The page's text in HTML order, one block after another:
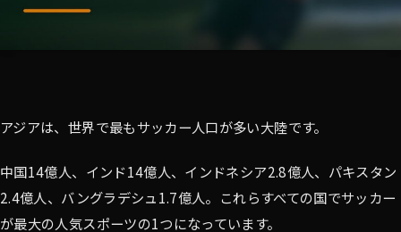
アジアは、世界で最もサッカー人口が多い大陸です。
中国14億人、インド14億人、インドネシア2.8億人、パキスタン
2.4億人、バングラデシュ1.7億人。これらすべての国でサッカー
が最大の人気スポーツの1つになっています。